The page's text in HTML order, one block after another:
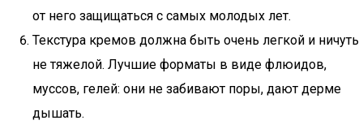
от него защищаться с самых молодых лет.
Текстура кремов должна быть очень легкой и ничуть
не тяжелой. Лучшие форматы в виде флюидов,
муссов, гелей: они не забивают поры, дают дерме
дышать.